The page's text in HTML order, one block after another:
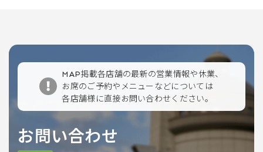
MAP掲載各店舗の最新の営業情報や休業、
お席のご予約やメニューなどについては
各店舗様に直接お問い合わせください。
お問い合わせ